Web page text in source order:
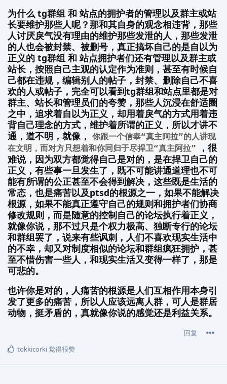
为什么 tg群组 和 站点的拥护者的管理以及群主或站
长要维护那些人呢？那和其自身的观念相违背，那些
人讨厌戾气没有理由的维护那些发泄的人，那些发泄
的人也会被封禁、被删号，真正搞坏自己的是自以为
正义的 tg群组 和 站点拥护者们还有管理以及群主或
站长，按照自己主观的认定作为准则，甚至有时候自
己都在违规，编辑别人的帖子，封禁、删除自己不喜
欢的人或帖子，完全可以看到tg群组和站点里都是对
群主、站长和管理员们的夸赞，那些人沉浸在舒适圈
之中，追求着自以为正义，却用着戾气的方式用着违
背自己理念的方式，维护着所谓的正义，所以才讲不
通，道不明，就像，
你跟一个信奉“真主阿拉”的人讲现
在文明，而对方只想着和你同归于尽捍卫“真主阿拉”
，很
难说，因为双方都觉得自己是对的，是在捍卫自己的
正义，有些事一旦发生了，既不可能讲通道理也不可
能有所谓的公正甚至不会得到解决，这些既是生活的
常态，也是痛苦以及ptsd的根源之一，如果不能解决
根源，如果不能真正遵守自己的规则和拥护者们协商
修改规则，而是随意的控制自己的论坛执行着正义，
就像你说，那不过只是个权力极高、独断专行的论坛
和群组罢了，说来有些讽刺，人们不喜欢现实生活中
的不幸，却又对制度相似的论坛和群组疯狂拥护，甚
至不惜伤害一些人，和现实生活又变得一样了，那是
可悲的。
也许你是对的，人痛苦的根源是人们互相作用本身引
发了更多的痛苦，所以人应该远离人群，可人是群居
动物，挺矛盾的，真就像你说的感觉还是利益关系。
回复
tokkicorki觉得很赞